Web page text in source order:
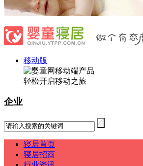
移动版
轻松开启移动之旅
企业
寝居首页
寝居招商